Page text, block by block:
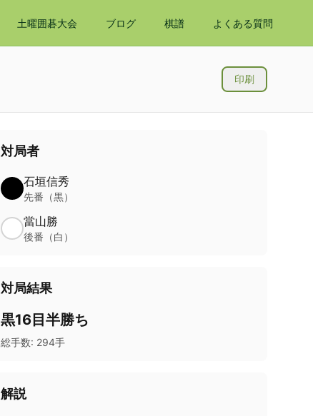
土曜囲碁大会 ブログ 棋譜 よくある質問
印刷
対局者
石垣信秀
先番（黒）
當山勝
後番（白）
対局結果
黒16目半勝ち
総手数: 294手
解説